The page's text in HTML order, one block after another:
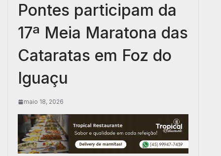
Pontes participam da
17ª Meia Maratona das
Cataratas em Foz do
Iguaçu
maio 18, 2026